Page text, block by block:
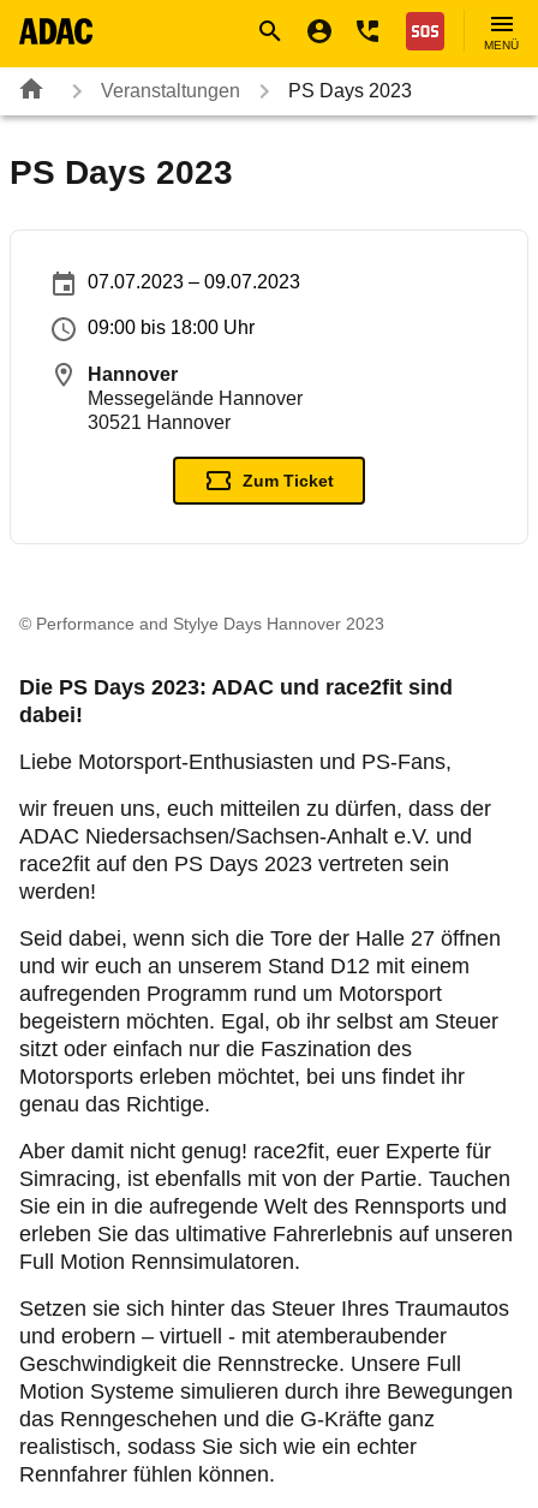
Nothilfe
MENÜ
Veranstaltungen PS Days 2023
PS Days 2023
07.07.2023 – 09.07.2023
09:00 bis 18:00 Uhr
Hannover
Messegelände Hannover
30521 Hannover
Zum Ticket
© Performance and Stylye Days Hannover 2023
Die PS Days 2023: ADAC und race2fit sind
dabei!
Liebe Motorsport-Enthusiasten und PS-Fans,
wir freuen uns, euch mitteilen zu dürfen, dass der
ADAC Niedersachsen/Sachsen-Anhalt e.V. und
race2fit auf den PS Days 2023 vertreten sein
werden!
Seid dabei, wenn sich die Tore der Halle 27 öffnen
und wir euch an unserem Stand D12 mit einem
aufregenden Programm rund um Motorsport
begeistern möchten. Egal, ob ihr selbst am Steuer
sitzt oder einfach nur die Faszination des
Motorsports erleben möchtet, bei uns findet ihr
genau das Richtige.
Aber damit nicht genug! race2fit, euer Experte für
Simracing, ist ebenfalls mit von der Partie. Tauchen
Sie ein in die aufregende Welt des Rennsports und
erleben Sie das ultimative Fahrerlebnis auf unseren
Full Motion Rennsimulatoren.
Setzen sie sich hinter das Steuer Ihres Traumautos
und erobern – virtuell - mit atemberaubender
Geschwindigkeit die Rennstrecke. Unsere Full
Motion Systeme simulieren durch ihre Bewegungen
das Renngeschehen und die G-Kräfte ganz
realistisch, sodass Sie sich wie ein echter
Rennfahrer fühlen können.